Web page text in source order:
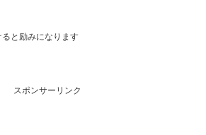
と励みになります
スポンサーリンク